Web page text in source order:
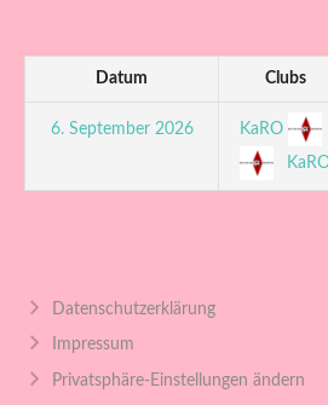
Datum Clubs
6. September 2026
KaRO
Datenschutzerklärung
Impressum
Privatsphäre-Einstellungen ändern